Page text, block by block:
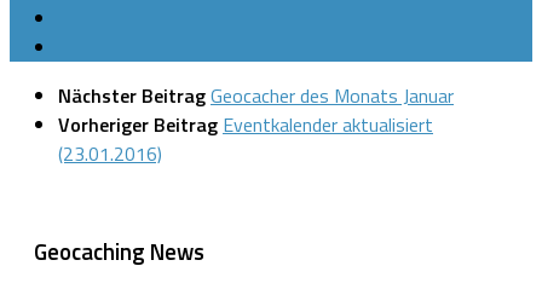
Nächster BeitragGeocacher des Monats Januar
Vorheriger Beitrag Eventkalender aktualisiert
(23.01.2016)
Geocaching News